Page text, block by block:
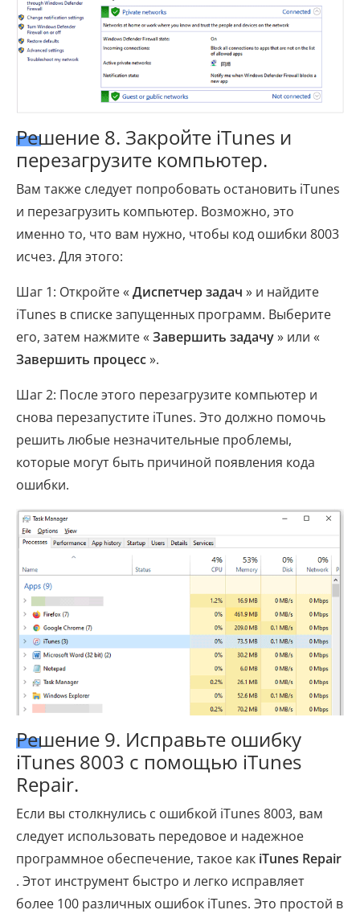
Решение 8. Закройте iTunes и
перезагрузите компьютер.
Вам также следует попробовать остановить iTunes
и перезагрузить компьютер. Возможно, это
именно то, что вам нужно, чтобы код ошибки 8003
исчез. Для этого:
Шаг 1: Откройте «Диспетчер задач » и найдите
iTunes в списке запущенных программ. Выберите
его, затем нажмите «Завершить задачу» или «
Завершить процесс».
Шаг 2: После этого перезагрузите компьютер и
снова перезапустите iTunes. Это должно помочь
решить любые незначительные проблемы,
которые могут быть причиной появления кода
ошибки.
Решение 9. Исправьте ошибку
iTunes 8003 с помощью iTunes
Repair.
Если вы столкнулись с ошибкой iTunes 8003, вам
следует использовать передовое и надежное
программное обеспечение, такое как iTunes Repair
. Этот инструмент быстро и легко исправляет
более 100 различных ошибок iTunes. Это простой в